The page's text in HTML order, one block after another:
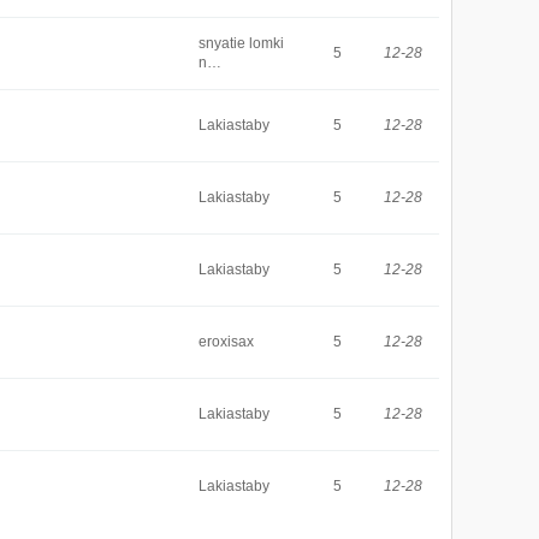
snyatie lomki
n…
5 12-28
Lakiastaby 5 12-28
Lakiastaby 5 12-28
Lakiastaby 5 12-28
eroxisax 5 12-28
Lakiastaby 5 12-28
Lakiastaby 5 12-28